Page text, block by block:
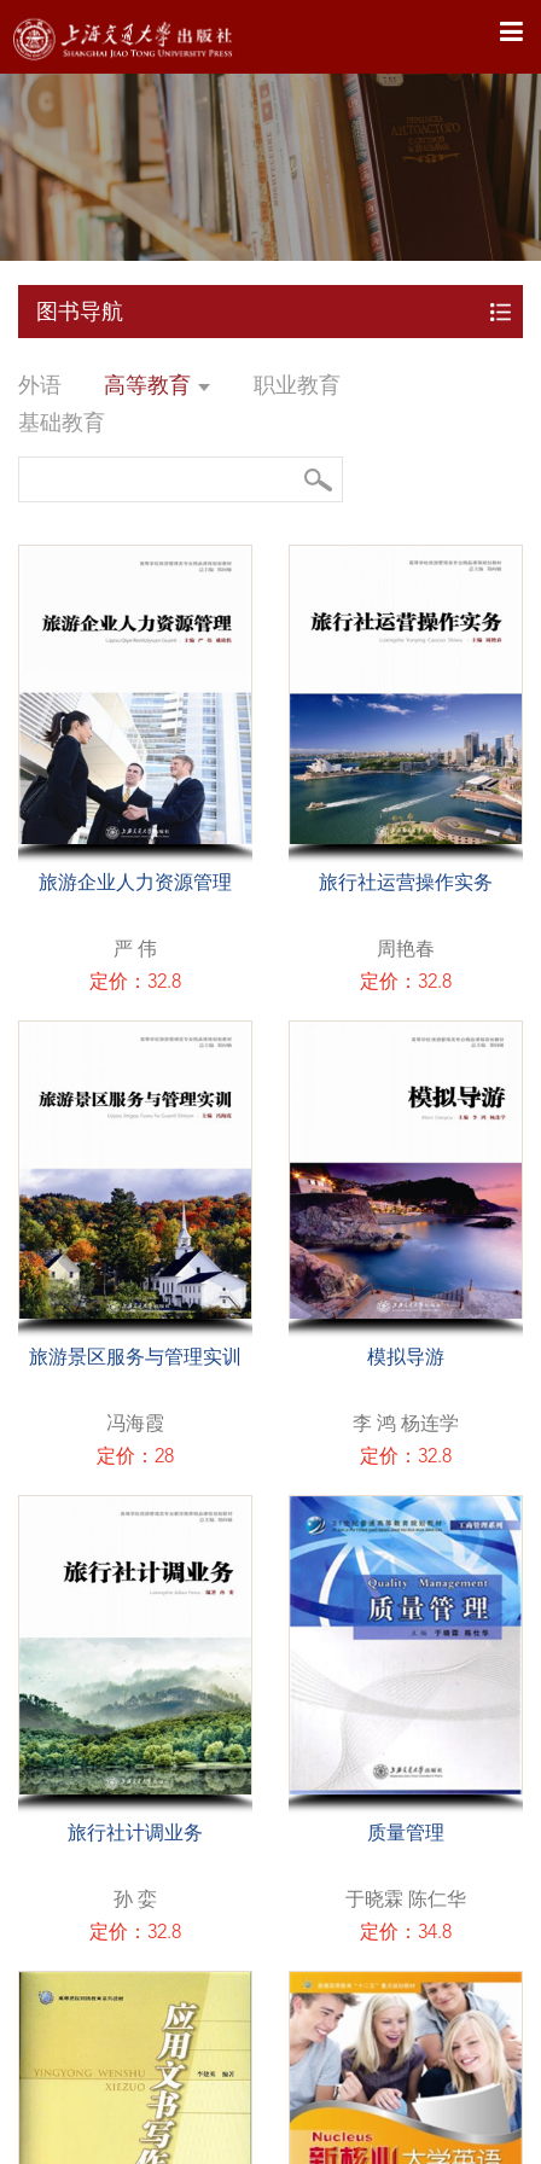
X
图书导航
外语 高等教育
职业教育
基础教育
旅游企业人力资源管理
严 伟
定价：32.8
旅行社运营操作实务
周艳春
定价：32.8
旅游景区服务与管理实训
冯海霞
定价：28
模拟导游
李 鸿 杨连学
定价：32.8
旅行社计调业务
孙 娈
定价：32.8
质量管理
于晓霖 陈仁华
定价：34.8